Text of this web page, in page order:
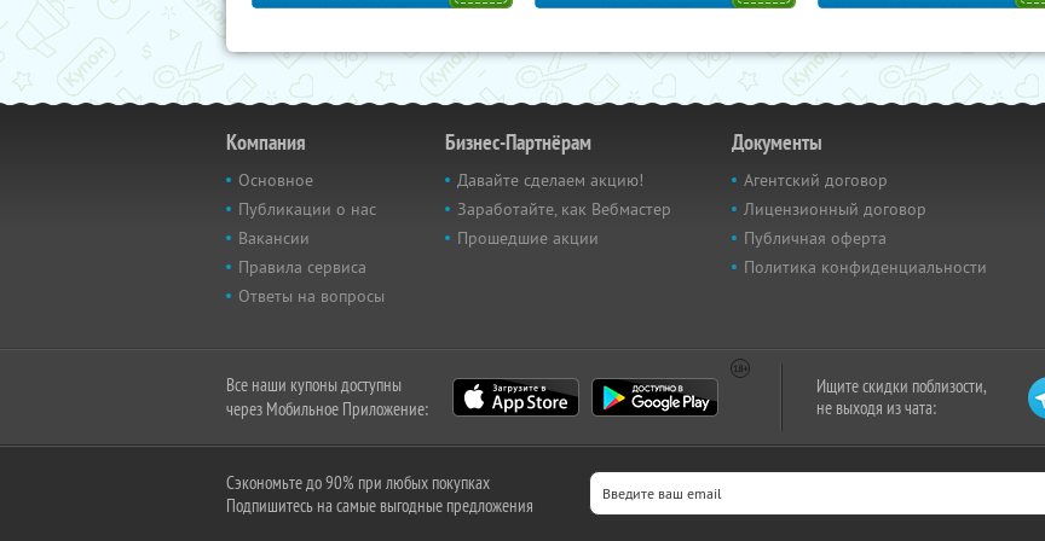
Компания
Основное
Публикации о нас
Вакансии
Правила сервиса
Ответы на вопросы
Бизнес-Партнёрам
Давайте сделаем акцию!
Заработайте, как Вебмастер
Прошедшие акции
Документы
Агентский договор
Лицензионный договор
Публичная оферта
Политика конфиденциальности
Все наши купоны доступны
через Мобильное Приложение:
Ищите скидки поблизости,
не выходя из чата:
Сэкономьте до 90% при любых покупках
Подпишитесь на самые выгодные предложения